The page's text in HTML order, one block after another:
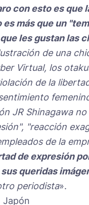
con esto es
es más que un
les gustan las
de una
Virtual, los
de la
JR Shinagawa
"reacción
de la
de expresión
queridas
periodista».
| Japón